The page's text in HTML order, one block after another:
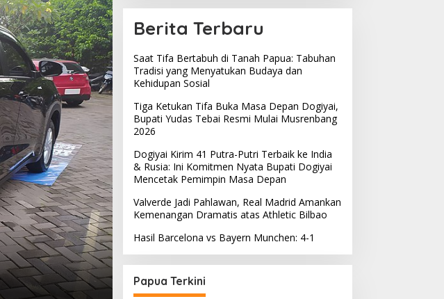
Berita Terbaru
Saat Tifa Bertabuh di Tanah Papua: Tabuhan
Tradisi yang Menyatukan Budaya dan
Kehidupan Sosial
Tiga Ketukan Tifa Buka Masa Depan Dogiyai,
Bupati Yudas Tebai Resmi Mulai Musrenbang
2026
Dogiyai Kirim 41 Putra-Putri Terbaik ke India
& Rusia: Ini Komitmen Nyata Bupati Dogiyai
Mencetak Pemimpin Masa Depan
Valverde Jadi Pahlawan, Real Madrid Amankan
Kemenangan Dramatis atas Athletic Bilbao
Hasil Barcelona vs Bayern Munchen: 4-1
Papua Terkini